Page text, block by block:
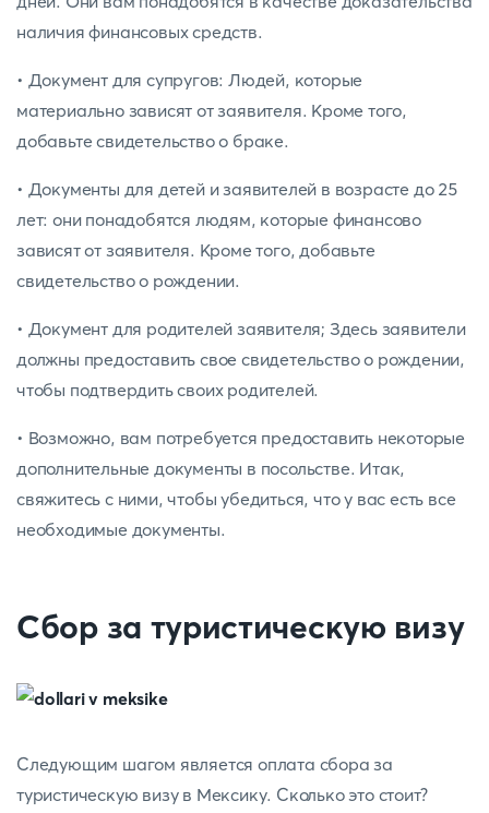
наличия финансовых средств.
• Документ для супругов: Людей, которые
материально зависят от заявителя. Кроме того,
добавьте свидетельство о браке.
• Документы для детей и заявителей в возрасте до 25
лет: они понадобятся людям, которые финансово
зависят от заявителя. Кроме того, добавьте
свидетельство о рождении.
• Документ для родителей заявителя; Здесь заявители
должны предоставить свое свидетельство о рождении,
чтобы подтвердить своих родителей.
• Возможно, вам потребуется предоставить некоторые
дополнительные документы в посольстве. Итак,
свяжитесь с ними, чтобы убедиться, что у вас есть все
необходимые документы.
Сбор за туристическую визу
Следующим шагом является оплата сбора за
туристическую визу в Мексику. Сколько это стоит?